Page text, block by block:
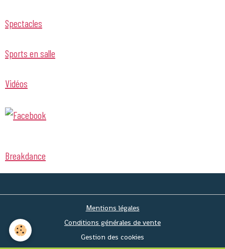
Spectacles
Sports en salle
Vidéos
Breakdance
Mentions légales
Conditions générales de vente
Gestion des cookies